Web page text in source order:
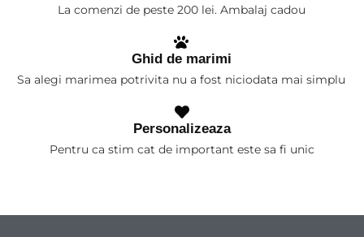
La comenzi de peste 200 lei. Ambalaj cadou
Ghid de marimi
Sa alegi marimea potrivita nu a fost niciodata mai simplu
Personalizeaza
Pentru ca stim cat de important este sa fi unic